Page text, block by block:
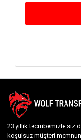
23 yıllık tecrübemizle siz
koşulsuz müşteri